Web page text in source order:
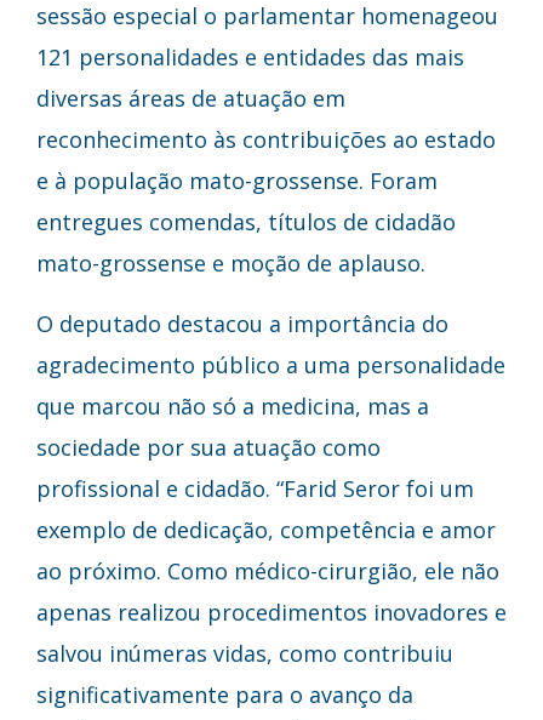
sessão especial o parlamentar homenageou
121 personalidades e entidades das mais
diversas áreas de atuação em
reconhecimento às contribuições ao estado
e à população mato-grossense. Foram
entregues comendas, títulos de cidadão
mato-grossense e moção de aplauso.
O deputado destacou a importância do
agradecimento público a uma personalidade
que marcou não só a medicina, mas a
sociedade por sua atuação como
profissional e cidadão. “Farid Seror foi um
exemplo de dedicação, competência e amor
ao próximo. Como médico-cirurgião, ele não
apenas realizou procedimentos inovadores e
salvou inúmeras vidas, como contribuiu
significativamente para o avanço da